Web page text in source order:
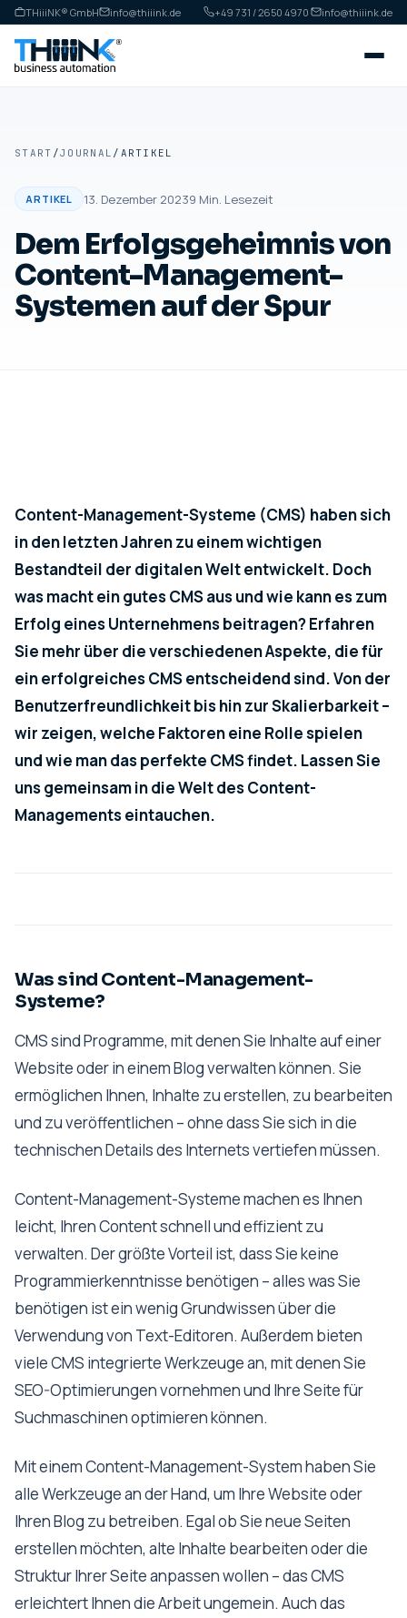
THiiiNK® GmbH info@thiiink.de +49 731 / 2650 4970· info@thiiink.de
START /JOURNAL / ARTIKEL
ARTIKEL 13. Dezember 20239 Min. Lesezeit
Dem Erfolgsgeheimnis von
Content-Management-
Systemen auf der Spur
Content-Management-Systeme (CMS) haben sich
in den letzten Jahren zu einem wichtigen
Bestandteil der digitalen Welt entwickelt. Doch
was macht ein gutes CMS aus und wie kann es zum
Erfolg eines Unternehmens beitragen? Erfahren
Sie mehr über die verschiedenen Aspekte, die für
ein erfolgreiches CMS entscheidend sind. Von der
Benutzerfreundlichkeit bis hin zur Skalierbarkeit –
wir zeigen, welche Faktoren eine Rolle spielen
und wie man das perfekte CMS findet. Lassen Sie
uns gemeinsam in die Welt des Content-
Managements eintauchen.
Was sind Content-Management-
Systeme?
CMS sind Programme, mit denen Sie Inhalte auf einer
Website oder in einem Blog verwalten können. Sie
ermöglichen Ihnen, Inhalte zu erstellen, zu bearbeiten
und zu veröffentlichen – ohne dass Sie sich in die
technischen Details des Internets vertiefen müssen.
Content-Management-Systeme machen es Ihnen
leicht, Ihren Content schnell und effizient zu
verwalten. Der größte Vorteil ist, dass Sie keine
Programmierkenntnisse benötigen – alles was Sie
benötigen ist ein wenig Grundwissen über die
Verwendung von Text-Editoren. Außerdem bieten
viele CMS integrierte Werkzeuge an, mit denen Sie
SEO-Optimierungen vornehmen und Ihre Seite für
Suchmaschinen optimieren können.
Mit einem Content-Management-System haben Sie
alle Werkzeuge an der Hand, um Ihre Website oder
Ihren Blog zu betreiben. Egal ob Sie neue Seiten
erstellen möchten, alte Inhalte bearbeiten oder die
Struktur Ihrer Seite anpassen wollen – das CMS
erleichtert Ihnen die Arbeit ungemein. Auch das